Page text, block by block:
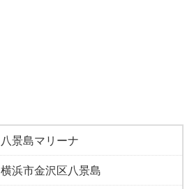
八景島マリーナ
横浜市金沢区八景島